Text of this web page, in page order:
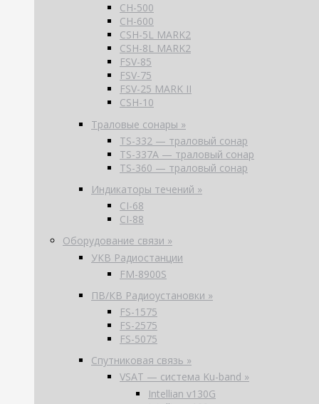
CH-500
CH-600
CSH-5L MARK2
CSH-8L MARK2
FSV-85
FSV-75
FSV-25 MARK II
CSH-10
Траловые сонары »
TS-332 — траловый сонар
TS-337A — траловый сонар
TS-360 — траловый сонар
Индикаторы течений »
CI-68
CI-88
Оборудование связи »
УКВ Радиостанции
FM-8900S
ПВ/КВ Радиоустановки »
FS-1575
FS-2575
FS-5075
Спутниковая связь »
VSAT — система Ku-band »
Intellian v130G